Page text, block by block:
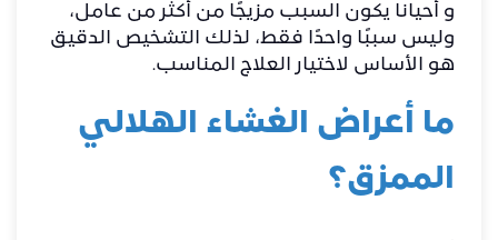
و أحيانا يكون السبب مزيجًا من أكثر من عامل،
وليس سببًا واحدًا فقط، لذلك التشخيص الدقيق
هو الأساس لاختيار العلاج المناسب.
ما أعراض الغشاء الهلالي
الممزق؟